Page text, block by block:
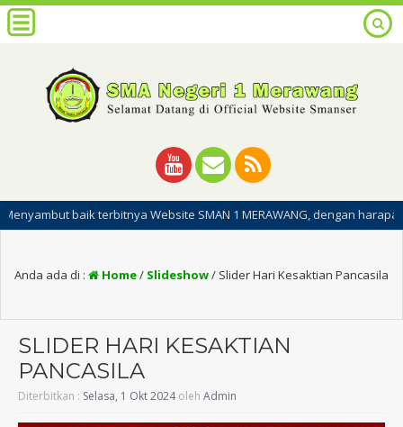
baik terbitnya Website SMAN 1 MERAWANG, dengan harapan
Anda ada di : Home/ Slideshow/ Slider Hari Kesaktian Pancasila
SLIDER HARI KESAKTIAN
PANCASILA
Diterbitkan : Selasa, 1 Okt 2024oleh Admin